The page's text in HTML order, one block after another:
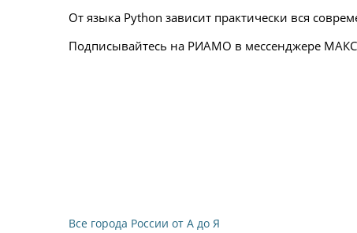
От языка Python зависит практически вся
Подписывайтесь на РИАМО в мессенджере
Все города России от А до Я